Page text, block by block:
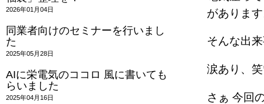
がありま
そんな出
涙あり、
さぁ 今回
2026年01月04日
同業者向けのセミナーを行いまし
た
2025年05月28日
AIに栄電気のココロ 風に書いても
らいました
2025年04月16日